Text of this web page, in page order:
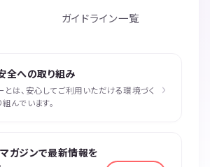
ガイドライン一覧
全への取り組み
とは、安心してご利用いただける環境づく
んでいます。
›
ガジンで最新情報を